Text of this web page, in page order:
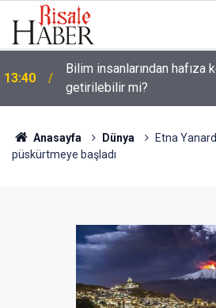
13:40
Bilim insanlarından hafıza
getirilebilir mi?
Anasayfa Dünya
Etna
püskürtmeye başladı